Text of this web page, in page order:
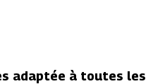
adaptée à toutes les